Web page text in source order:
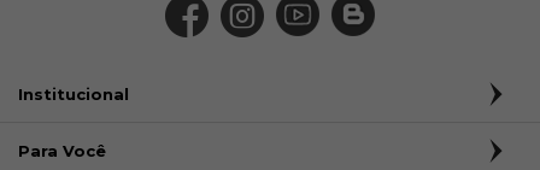
Institucional
Para Você